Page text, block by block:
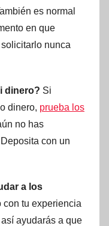
es normal
en que
nunca
dinero? Si
dinero, prueba los
no has
con un
a los
con tu experiencia
ayudarás a que